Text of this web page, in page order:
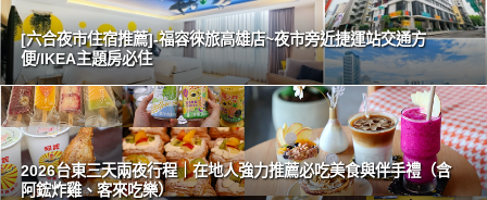
[六合夜市住宿推薦]-福容徠旅高雄店~夜市旁近捷運站交通方
便/IKEA主題房必住
2026台東三天兩夜行程｜在地人強力推薦必吃美食與伴手禮（含
阿鋐炸雞、客來吃樂）